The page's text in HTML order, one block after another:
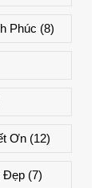
Phúc (8)
Ơn(12)
Đẹp(7)